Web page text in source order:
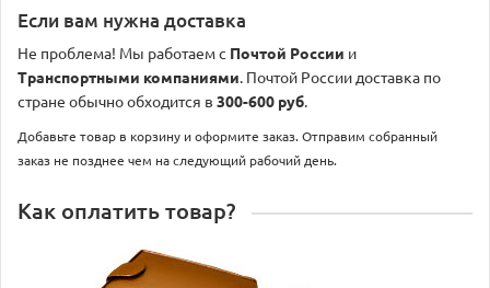
Если вам нужна доставка
Не проблема! Мы работаем с Почтой России и
Транспортными компаниями. Почтой России доставка по
стране обычно обходится в 300-600 руб.
Добавьте товар в корзину и оформите заказ. Отправим собранный
заказ не позднее чем на следующий рабочий день.
Как оплатить товар?